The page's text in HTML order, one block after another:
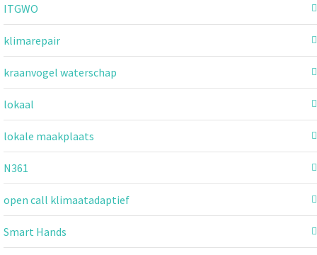
ITGWO
klimarepair
kraanvogel waterschap
lokaal
lokale maakplaats
N361
open call klimaatadaptief
Smart Hands